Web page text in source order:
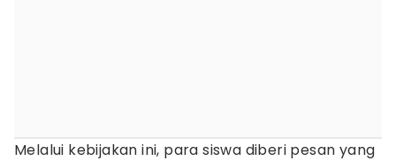
Melalui kebijakan ini, para siswa diberi pesan yang